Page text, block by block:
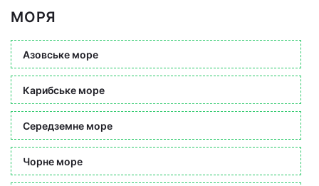
МОРЯ
Азовське море
Карибське море
Середземне море
Чорне море